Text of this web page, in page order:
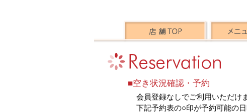
■空き状況確認・予約
会員登録なしでご利用いただけ
下記予約表の○印が予約可能の日